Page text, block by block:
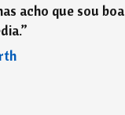
acho que sou boa
”